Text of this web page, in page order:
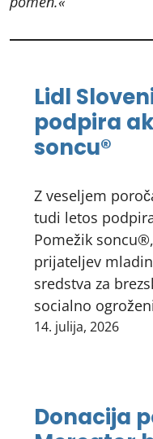
Lidl
podpira
soncu®
Z veseljem
tudi letos
Pomežik
prijateljev
sredstva za
socialno
14. julija, 2026
Donacija